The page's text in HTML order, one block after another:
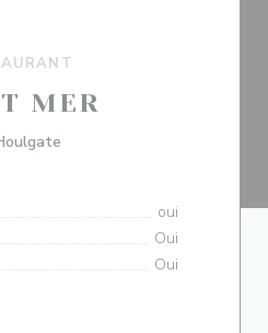
MER
oui
Oui
Oui